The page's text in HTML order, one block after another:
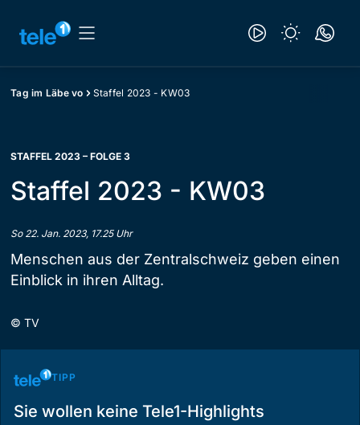
Tag im Läbe vo Staffel 2023 - KW03
STAFFEL 2023 – FOLGE 3
Staffel 2023 - KW03
So 22. Jan. 2023, 17.25 Uhr
Menschen aus der Zentralschweiz geben einen
Einblick in ihren Alltag.
© TV
TIPP
Sie wollen keine Tele1-Highlights